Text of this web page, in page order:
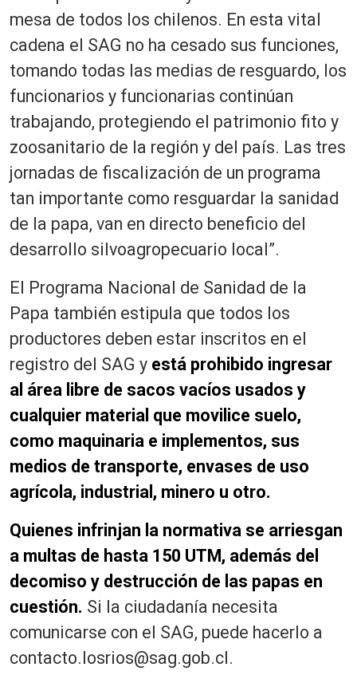
mesa de todos los chilenos. En esta vital
cadena el SAG no ha cesado sus funciones,
tomando todas las medias de resguardo, los
funcionarios y funcionarias continúan
trabajando, protegiendo el patrimonio fito y
zoosanitario de la región y del país. Las tres
jornadas de fiscalización de un programa
tan importante como resguardar la sanidad
de la papa, van en directo beneficio del
desarrollo silvoagropecuario local”.
El Programa Nacional de Sanidad de la
Papa también estipula que todos los
productores deben estar inscritos en el
registro del SAG y está prohibido ingresar
al área libre de sacos vacíos usados y
cualquier material que movilice suelo,
como maquinaria e implementos, sus
medios de transporte, envases de uso
agrícola, industrial, minero u otro.
Quienes infrinjan la normativa se arriesgan
a multas de hasta 150 UTM, además del
decomiso y destrucción de las papas en
cuestión. Si la ciudadanía necesita
comunicarse con el SAG, puede hacerlo a
contacto.losrios@sag.gob.cl.